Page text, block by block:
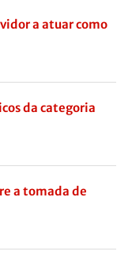
a atuar como
da categoria
a tomada de